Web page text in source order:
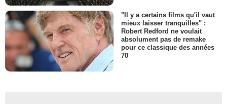
"Il y a certains films qu'il vaut
mieux laisser tranquilles" :
Robert Redford ne voulait
absolument pas de remake
pour ce classique des années
70